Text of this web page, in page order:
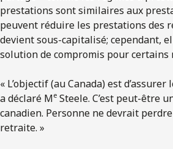
prestations sont similaires aux
peuvent réduire les prestations des
devient sous-capitalisé; cependant,
solution de compromis pour certains
« L’objectif (au Canada) est
a déclaré Me Steele. C’est peut-être
canadien. Personne ne devrait
retraite. »